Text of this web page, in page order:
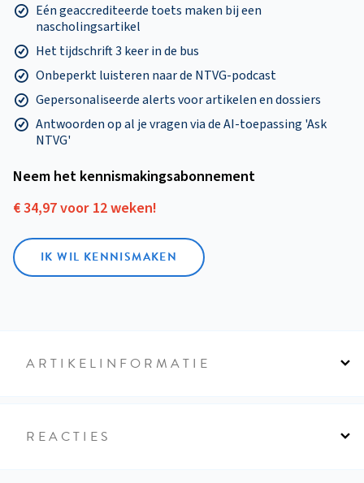
Eén geaccrediteerde toets maken bij een
nascholingsartikel
Het tijdschrift 3 keer in de bus
Onbeperkt luisteren naar de NTVG-podcast
Gepersonaliseerde alerts voor artikelen en dossiers
Antwoorden op al je vragen via de AI-toepassing 'Ask
NTVG'
Neem het kennismakings­abonnement
€ 34,97 voor 12 weken!
IK WIL KENNISMAKEN
ARTIKELINFORMATIE
REACTIES